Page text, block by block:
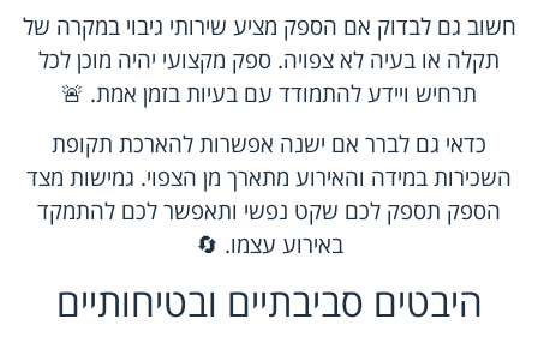
חשוב גם לבדוק אם הספק מציע שירותי גיבוי במקרה של
תקלה או בעיה לא צפויה. ספק מקצועי יהיה מוכן לכל
תרחיש ויידע להתמודד עם בעיות בזמן אמת. 🚨
כדאי גם לברר אם ישנה אפשרות להארכת תקופת
השכירות במידה והאירוע מתארך מן הצפוי. גמישות מצד
הספק תספק לכם שקט נפשי ותאפשר לכם להתמקד
באירוע עצמו. 🔄
היבטים סביבתיים ובטיחותיים